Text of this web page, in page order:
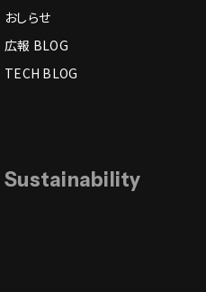
おしらせ
広報 BLOG
TECH BLOG
Sustainability